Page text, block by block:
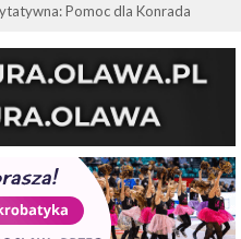
Pomoc dla Konrada